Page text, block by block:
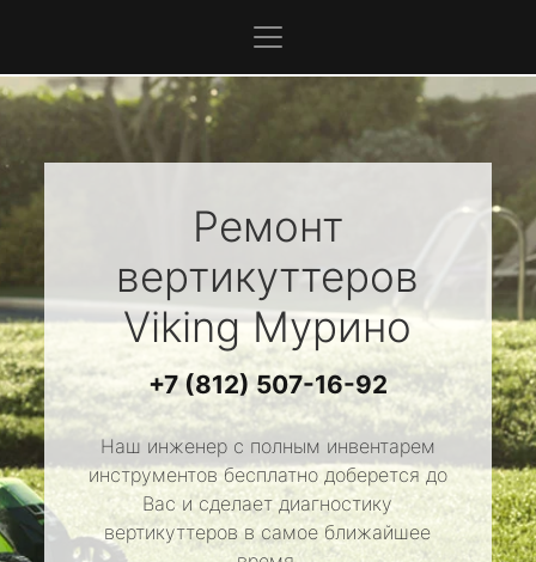
Ремонт
вертикуттеров
VikingМурино
+7 (812) 507-16-92
Наш инженер с полным инвентарем
инструментов бесплатно доберется до
Вас и сделает диагностику
вертикуттеров в самое ближайшее